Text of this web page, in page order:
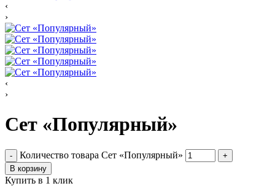
‹
›
‹
›
Сет «Популярный»
- Количество товара Сет «Популярный»
+
В корзину
Купить в 1 клик